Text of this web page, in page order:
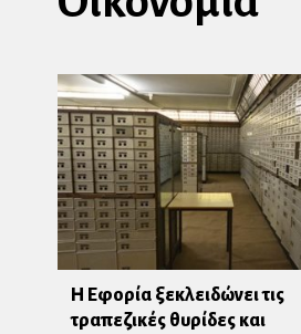
Η Εφορία ξεκλειδώνει τις
τραπεζικές θυρίδες και